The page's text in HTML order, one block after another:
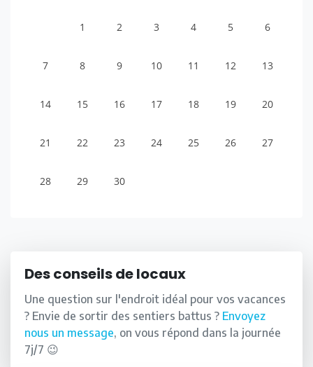
1 2 3 4 5 6
7 8 9 10 11 12 13
14 15 16 17 18 19 20
21 22 23 24 25 26 27
28 29 30
Des conseils de locaux
Une question sur l'endroit idéal pour vos vacances
? Envie de sortir des sentiers battus ? Envoyez
nous un message, on vous répond dans la journée
7j/7 😉